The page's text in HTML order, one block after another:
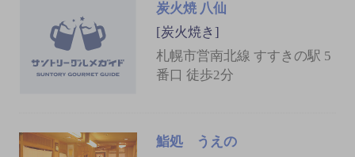
炭火焼 八仙
[炭火焼き]
札幌市営南北線 すすきの駅 5
番口 徒歩2分
鮨処 うえの